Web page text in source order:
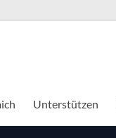
Unterstützen